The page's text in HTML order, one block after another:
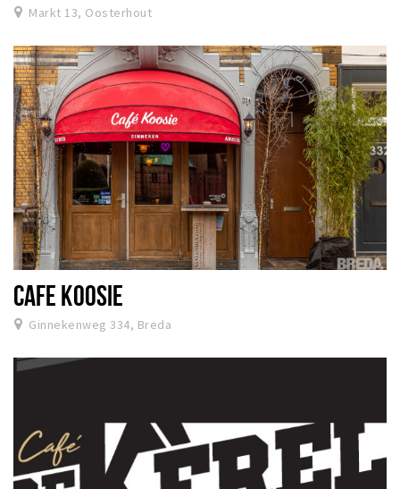
Markt 13, Oosterhout
CAFE KOOSIE
Ginnekenweg 334, Breda